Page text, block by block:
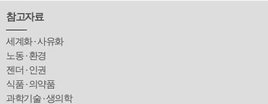
참고자료
세계화 · 사유화
노동 · 환경
젠더 · 인권
식품 · 의약품
과학기술 · 생의학